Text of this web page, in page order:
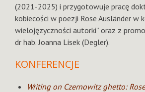
(2021-2025) i przygotowuje pracę
kobiecości w poezji Rose Ausländer w
wielojęzyczności autorki” oraz z
dr hab. Joanna Lisek (Degler).
KONFERENCJE
Writing on Czernowitz ghetto: